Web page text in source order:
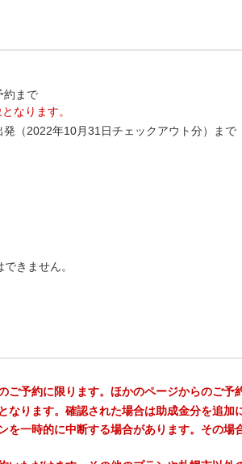
約まで
なります。
（2022年10月31日チェックアウト分）まで
きません。
予約に限ります。ほかのページからのご予
ります。確認された場合は助成金分を追加
一時的に中断する場合があります。その場